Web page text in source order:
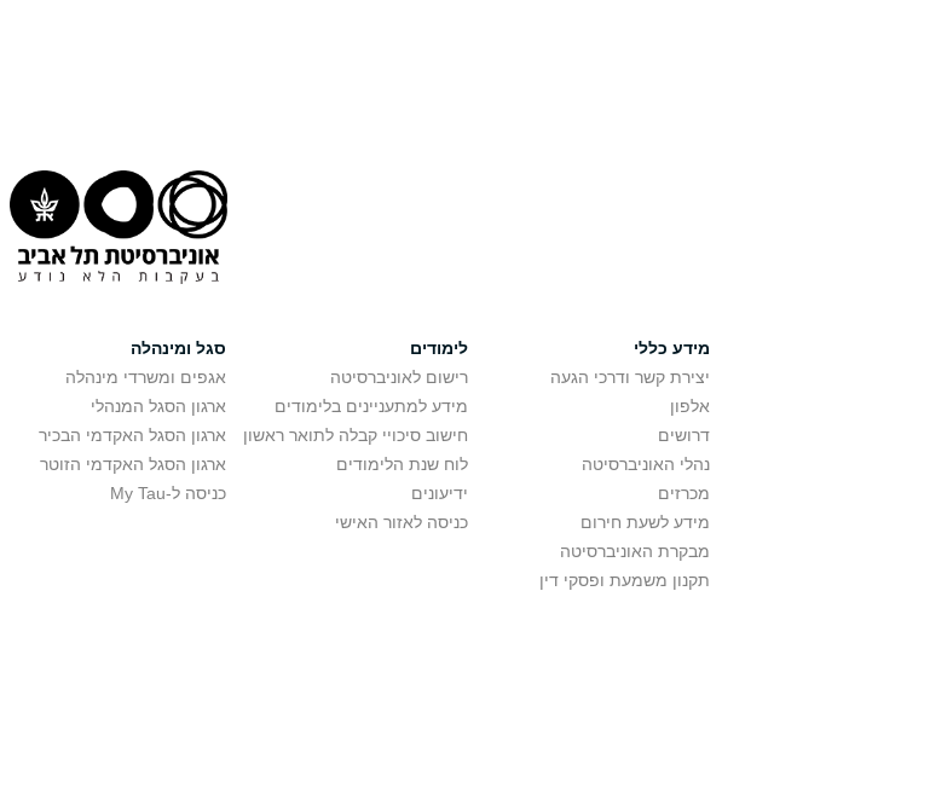
מידע כללי
יצירת קשר ודרכי הגעה
אלפון
דרושים
נהלי האוניברסיטה
מכרזים
מידע לשעת חירום
מבקרת האוניברסיטה
תקנון משמעת ופסקי דין
לימודים
רישום לאוניברסיטה
מידע למתעניינים בלימודים
חישוב סיכויי קבלה לתואר ראשון
לוח שנת הלימודים
ידיעונים
כניסה לאזור האישי
סגל ומינהלה
אגפים ומשרדי מינהלה
ארגון הסגל המנהלי
ארגון הסגל האקדמי הבכיר
ארגון הסגל האקדמי הזוטר
כניסה ל-My Tau